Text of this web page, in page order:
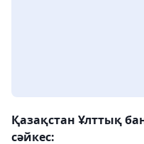
Қазақстан Ұлттық
сәйкес: